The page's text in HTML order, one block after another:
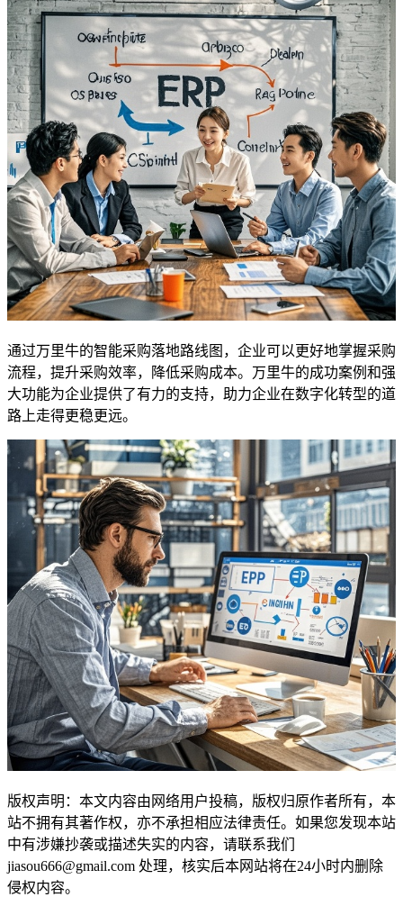
通过万里牛的智能采购落地路线图，企业可以更好地掌握采购
流程，提升采购效率，降低采购成本。万里牛的成功案例和强
大功能为企业提供了有力的支持，助力企业在数字化转型的道
路上走得更稳更远。
版权声明：本文内容由网络用户投稿，版权归原作者所有，本
站不拥有其著作权，亦不承担相应法律责任。如果您发现本站
中有涉嫌抄袭或描述失实的内容，请联系我们
jiasou666@gmail.com 处理，核实后本网站将在24小时内删除
侵权内容。